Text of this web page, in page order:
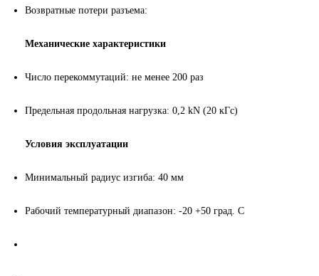
Возвратные потери разъема:
Механические характеристики
Число перекоммутаций: не менее 200 раз
Предельная продольная нагрузка: 0,2 kN (20 кГс)
Условия эксплуатации
Минимальный радиус изгиба: 40 мм
Рабочий температурный диапазон: -20 +50 град. С